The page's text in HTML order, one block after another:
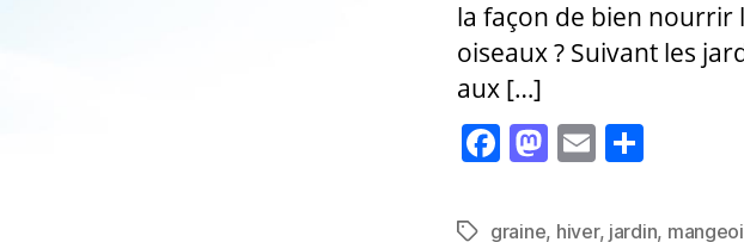
la façon de bien nourrir
oiseaux ? Suivant les
aux […]
F
c
M
to
E
ai rt
Étiquettes
graine, hiver, jardin,